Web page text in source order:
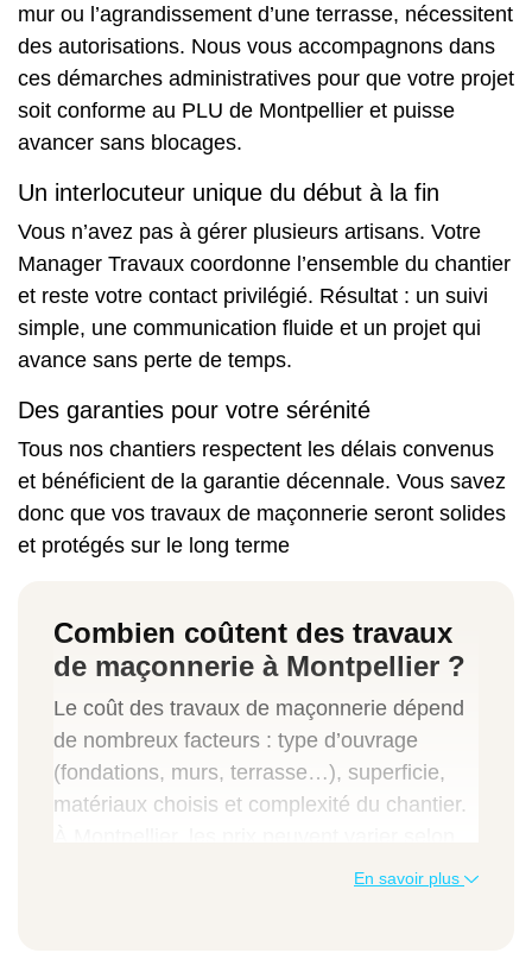
mur ou l’agrandissement d’une terrasse, nécessitent
des autorisations. Nous vous accompagnons dans
ces démarches administratives pour que votre projet
soit conforme au PLU de Montpellier et puisse
avancer sans blocages.
Un interlocuteur unique du début à la fin
Vous n’avez pas à gérer plusieurs artisans. Votre
Manager Travaux coordonne l’ensemble du chantier
et reste votre contact privilégié. Résultat : un suivi
simple, une communication fluide et un projet qui
avance sans perte de temps.
Des garanties pour votre sérénité
Tous nos chantiers respectent les délais convenus
et bénéficient de la garantie décennale. Vous savez
donc que vos travaux de maçonnerie seront solides
et protégés sur le long terme
Combien coûtent des travaux
de maçonnerie à Montpellier ?
Le coût des travaux de maçonnerie dépend
de nombreux facteurs : type d’ouvrage
(fondations, murs, terrasse…), superficie,
matériaux choisis et complexité du chantier.
qu’il s’agit d’une construction neuve, d’un
En savoir plus